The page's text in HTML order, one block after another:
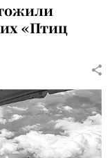
«Птиц